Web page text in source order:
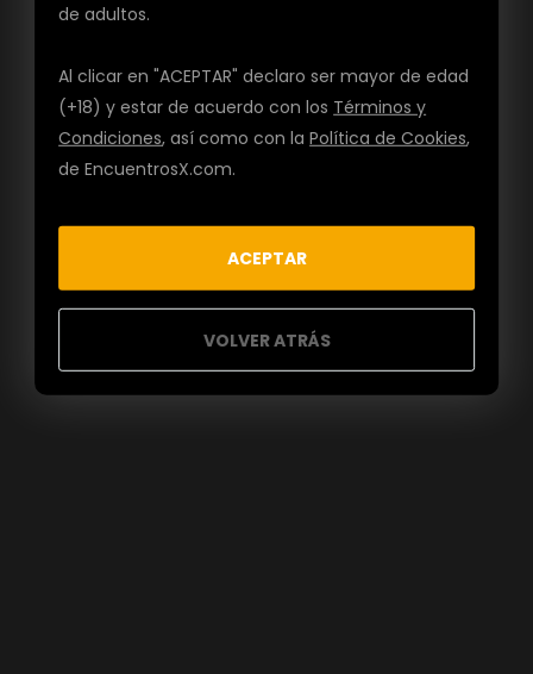
de adultos.
Al clicar en "ACEPTAR" declaro ser mayor de edad
(+18) y estar de acuerdo con los Términos y
Condiciones, así como con laPolítica de Cookies,
de EncuentrosX.com.
ACEPTAR
VOLVER ATRÁS